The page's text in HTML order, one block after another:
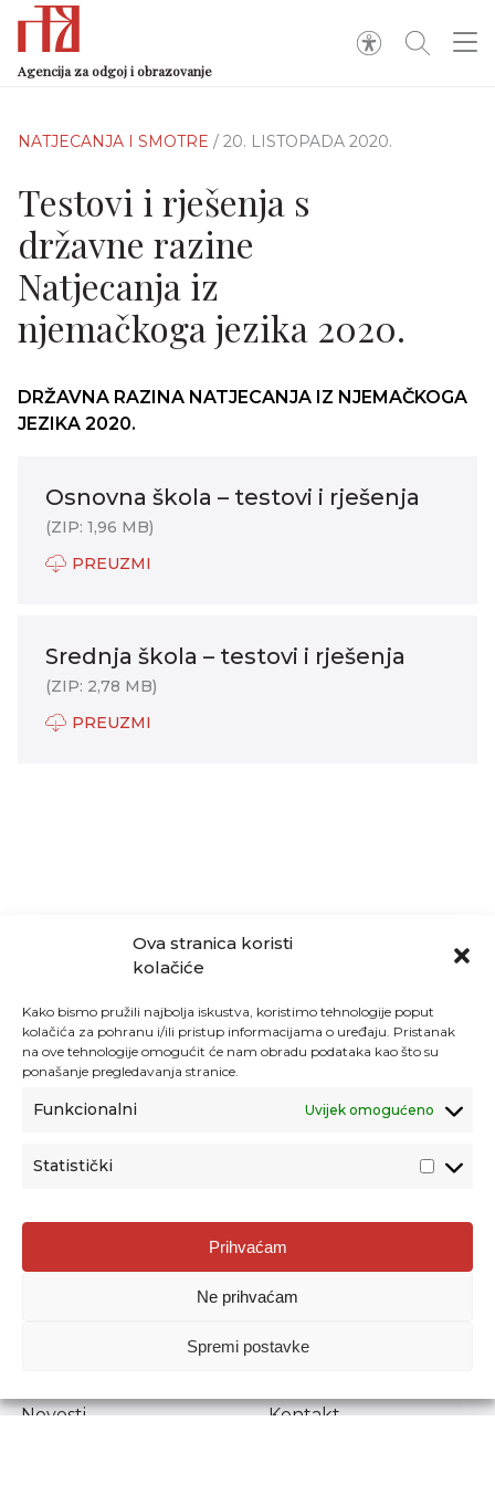
Ova stranica koristi
kolačiće
Kako bismo pružili najbolja iskustva, koristimo tehnologije poput
kolačića za pohranu i/ili pristup informacijama o uređaju. Pristanak
na ove tehnologije omogućit će nam obradu podataka kao što su
ponašanje pregledavanja stranice.
Funkcionalni Uvijek omogućeno
Statistički
Prihvaćam
Ne prihvaćam
Spremi postavke
Agencija za odgoj i obrazovanje
NATJECANJA I SMOTRE / 20. LISTOPADA 2020.
Testovi i rješenja s
državne razine
Natjecanja iz
njemačkoga jezika 2020.
DRŽAVNA RAZINA NATJECANJA IZ NJEMAČKOGA
JEZIKA 2020.
Osnovna škola – testovi i rješenja
(ZIP: 1,96 MB)
PREUZMI
Srednja škola – testovi i rješenja
(ZIP: 2,78 MB)
PREUZMI
Agencija za odgoj i obrazovanje
Donje Svetice 38, 10000 Zagreb
1778129
Prenošenje sadržaja dopušteno je uz navođenje izvora.
Novosti
Kontakt